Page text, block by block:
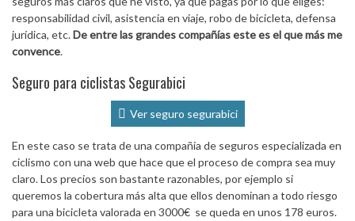
responsabilidad civil, asistencia en viaje, robo de bicicleta, defensa
jurídica, etc.De entre las grandes compañías este es el que más me
convence.
Seguro para ciclistas Segurabici
Ver seguro segurabici
En este caso se trata de una compañia de seguros especializada en
ciclismo con una web que hace que el proceso de compra sea muy
claro. Los precios son bastante razonables, por ejemplo si
queremos la cobertura más alta que ellos denominan a todo riesgo
para una bicicleta valorada en 3000€ se queda en unos 178 euros.